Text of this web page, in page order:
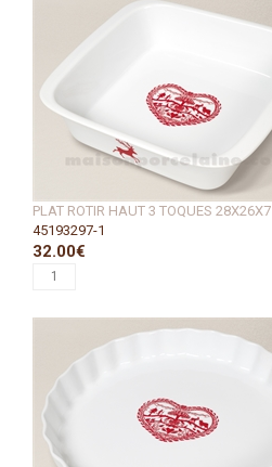
PLAT ROTIR HAUT 3 TOQUES 28X26X7
45193297-1
32.00€